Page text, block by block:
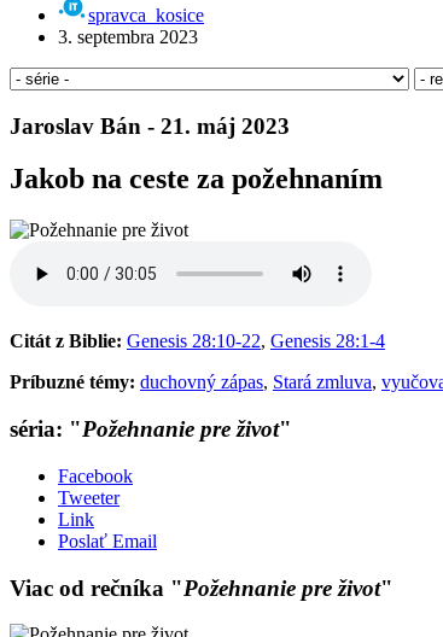
spravca_kosice
3. septembra 2023
Jaroslav Bán - 21. máj 2023
Jakob na ceste za požehnaním
Citát z Biblie: Genesis 28:10-22, Genesis 28:1-4
Príbuzné témy: duchovný zápas, Stará zmluva,
séria: "Požehnanie pre život"
Facebook
Tweeter
Link
Poslať Email
Viac od rečníka "Požehnanie pre život"